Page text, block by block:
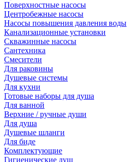
Поверхностные насосы
Центробежные насосы
Насосы повышения давления воды
Канализационные установки
Скважинные насосы
Сантехника
Смесители
Для раковины
Душевые системы
Для кухни
Готовые наборы для душа
Для ванной
Верхние / ручные души
Для душа
Душевые шланги
Для биде
Комплектующие
Гигиенические душ